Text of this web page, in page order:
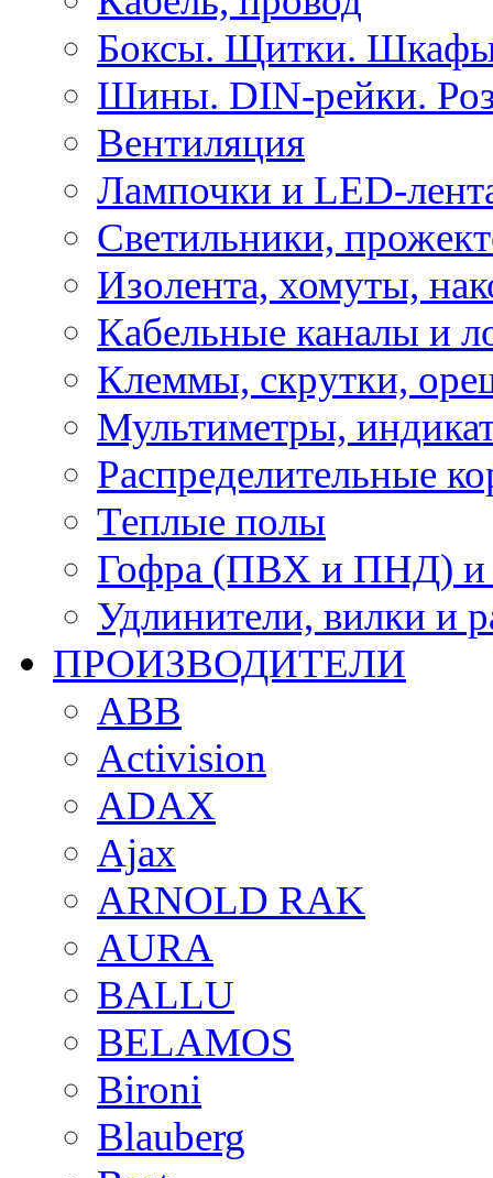
Боксы. Щитки.
Шины. DIN-рейки.
Вентиляция
Лампочки и LED-
Светильники,
Изолента, хомуты,
Кабельные каналы и
Клеммы, скрутки,
Мультиметры,
Распределительные
Теплые полы
Гофра (ПВХ и ПНД) и
Удлинители, вилки и
ПРОИЗВОДИТЕЛИ
ABB
Activision
ADAX
Ajax
ARNOLD RAK
AURA
BALLU
BELAMOS
Bironi
Blauberg